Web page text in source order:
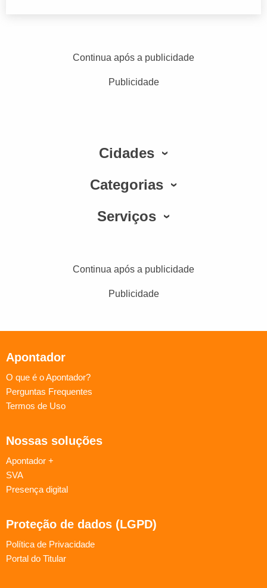
Continua após a publicidade
Publicidade
Cidades
Categorias
Serviços
Continua após a publicidade
Publicidade
Apontador
O que é o Apontador?
Perguntas Frequentes
Termos de Uso
Nossas soluções
Apontador +
SVA
Presença digital
Proteção de dados (LGPD)
Política de Privacidade
Portal do Titular